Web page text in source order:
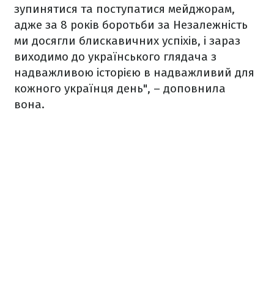
зупинятися та поступатися мейджорам,
адже за 8 років боротьби за Незалежність
ми досягли блискавичних успіхів, і зараз
виходимо до українського глядача з
надважливою історією в надважливий для
кожного українця день", – доповнила
вона.